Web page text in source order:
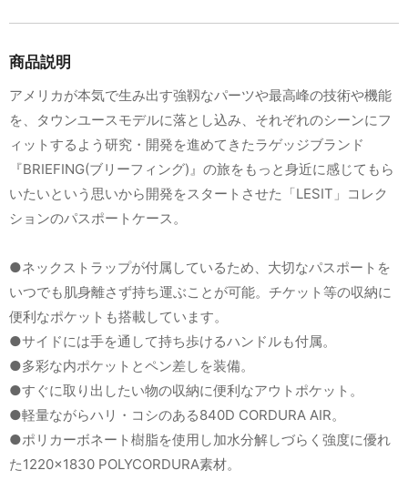
商品説明
アメリカが本気で生み出す強靱なパーツや最高峰の技術や機能
を、タウンユースモデルに落とし込み、それぞれのシーンにフ
ィットするよう研究・開発を進めてきたラゲッジブランド
『BRIEFING(ブリーフィング)』の旅をもっと身近に感じてもら
いたいという思いから開発をスタートさせた「LESIT」コレク
ションのパスポートケース。
●ネックストラップが付属しているため、大切なパスポートを
いつでも肌身離さず持ち運ぶことが可能。チケット等の収納に
便利なポケットも搭載しています。
●サイドには手を通して持ち歩けるハンドルも付属。
●多彩な内ポケットとペン差しを装備。
●すぐに取り出したい物の収納に便利なアウトポケット。
●軽量ながらハリ・コシのある840D CORDURA AIR。
●ポリカーボネート樹脂を使用し加水分解しづらく強度に優れ
た1220×1830 POLYCORDURA素材。